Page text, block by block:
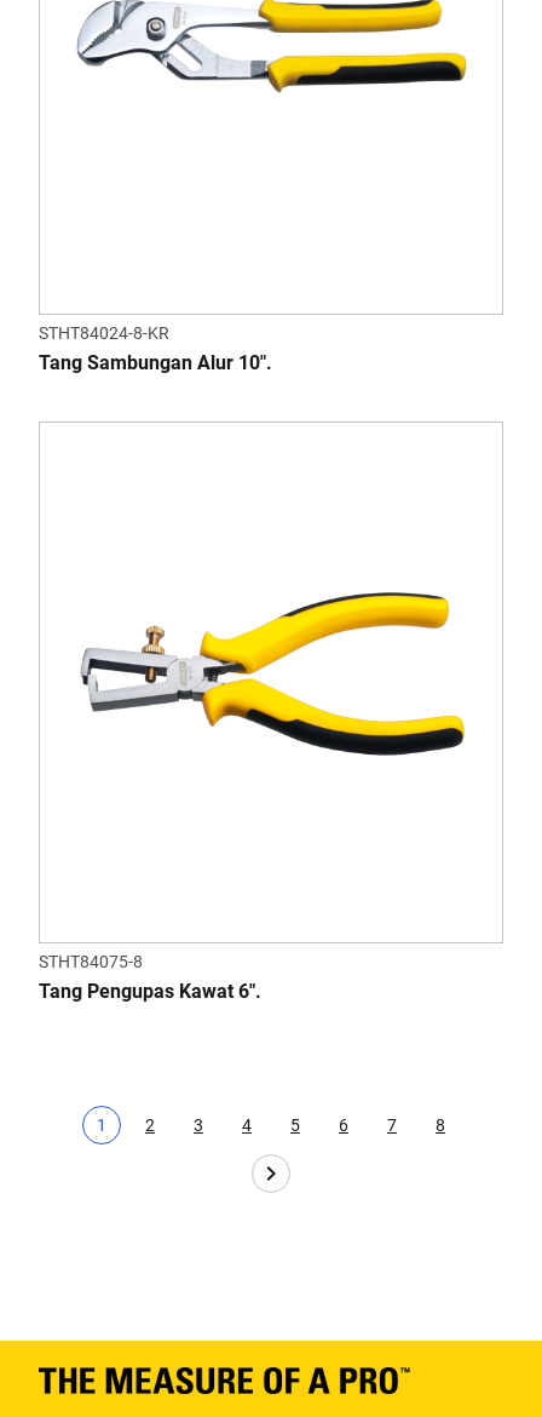
STHT84024-8-KR
Tang Sambungan Alur 10".
STHT84075-8
Tang Pengupas Kawat 6".
Halaman saat ini
1
Page
2
Page
3
Page
4
Page
5
Page
6
Page
7
Page
8